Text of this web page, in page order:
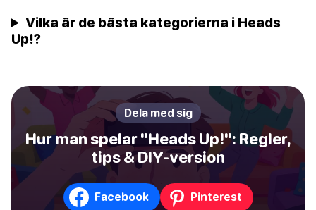
Vilka är de bästa kategorierna i Heads
Up!?
Dela med sig
Hur man spelar "Heads Up!": Regler,
tips & DIY-version
Facebook Pinterest